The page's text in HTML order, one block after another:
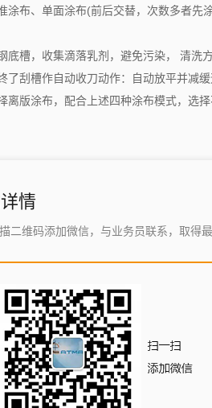
涂布、单面涂布(前后交替，次数多者
底槽，收集滴落乳剂，避免污染， 清洗
了刮槽作自动收刀动作：自动放平并减
离版涂布，配合上述四种涂布模式，选
情
二维码添加微信，与业务员联系，取得